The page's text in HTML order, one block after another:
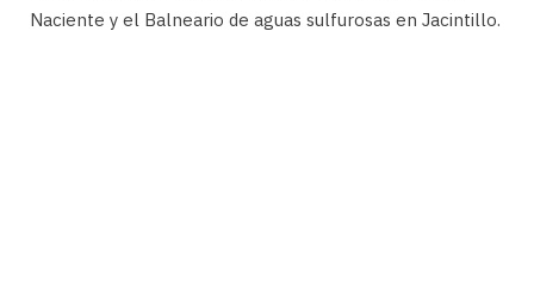
Naciente y el Balneario de aguas sulfurosas en Jacintillo.